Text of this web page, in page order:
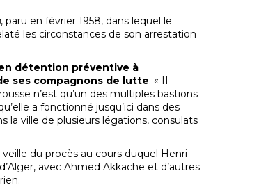
, paru en février 1958, dans lequel le
les circonstances de son arrestation
détention préventive à
ses compagnons de lutte. « II
n’est qu’un des multiples bastions
a fonctionné jusqu’ici dans des
la ville de plusieurs légations, consulats
du procès au cours duquel Henri
avec Ahmed Akkache et d’autres